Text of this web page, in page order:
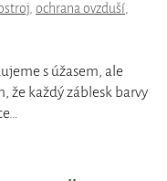
, ochrana ovzduší,
s úžasem, ale
že každý záblesk barvy